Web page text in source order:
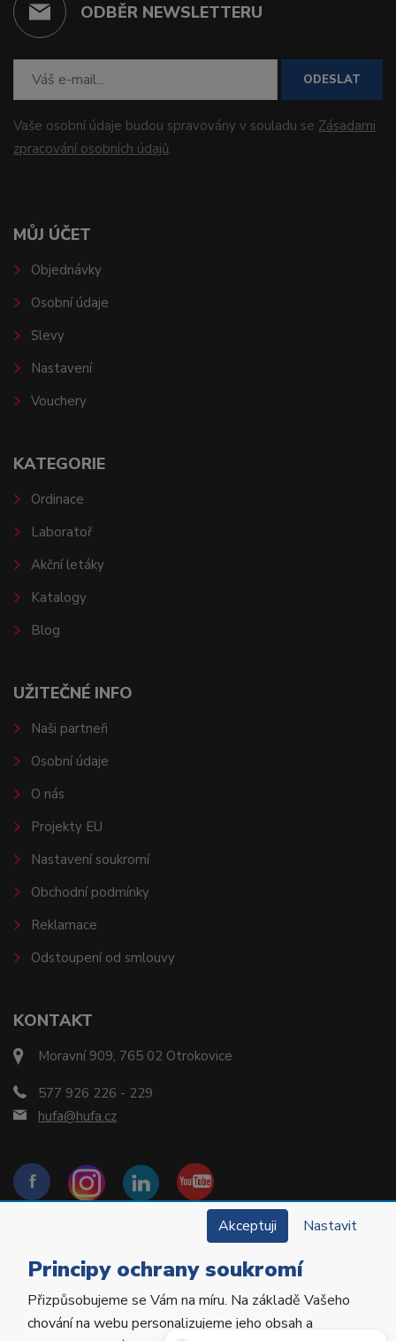
ODBĚR NEWSLETTERU
ODESLAT
Vaše osobní údaje budou spravovány v souladu se Zásadami
zpracování osobních údajů.
KONTAKT
Moravní 909, 765 02 Otrokovice
577 926 226 - 229
hufa@hufa.cz
MŮJ ÚČET
Objednávky
Osobní údaje
Slevy
Nastavení
Vouchery
KATEGORIE
Ordinace
Laboratoř
Akční letáky
Katalogy
Blog
UŽITEČNÉ INFO
Naši partneři
Osobní údaje
O nás
Projekty EU
Nastavení soukromí
Obchodní podmínky
Reklamace
Odstoupení od smlouvy
Copyright © 2022 Hu-Fa Dental a.s. Všechna práva
vyhrazena.
Akceptuji Nastavit
Principy ochrany soukromí
Přizpůsobujeme se Vám na míru. Na základě Vašeho
chování na webu personalizujeme jeho obsah a